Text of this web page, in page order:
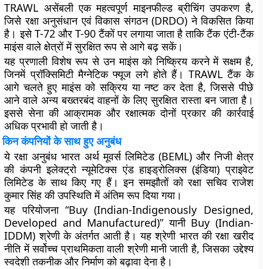
TRAWL असेंबली एक महत्वपूर्ण माइनफील्ड ब्रीचिंग उपकरण है,
जिसे रक्षा अनुसंधान एवं विकास संगठन (DRDO) ने विकसित किया
है। इसे T-72 और T-90 टैंकों पर लगाया जाता है ताकि टैंक एंटी-टैंक
माइंस वाले क्षेत्रों में सुरक्षित रूप से आगे बढ़ सकें।
यह प्रणाली विशेष रूप से उन माइंस को निष्क्रिय करने में सक्षम है,
जिनमें प्रॉक्सिमिटी मैग्नेटिक फ्यूज लगे होते हैं। TRAWL टैंक के
आगे चलते हुए माइंस को सक्रिय या नष्ट कर देता है, जिससे पीछे
आने वाले अन्य बख्तरबंद वाहनों के लिए सुरक्षित रास्ता बन जाता है।
इससे सेना की आक्रामक और रक्षात्मक दोनों प्रकार की कार्रवाई
अधिक प्रभावी हो जाती है।
किन कंपनियों के साथ हुए अनुबंध
ये रक्षा अनुबंध भारत अर्थ मूवर्स लिमिटेड (BEML) और निजी क्षेत्र
की कंपनी इलेक्ट्रो न्यूमेटिक्स एंड हाइड्रोलिक्स (इंडिया) प्राइवेट
लिमिटेड के साथ किए गए हैं। इन समझौतों को रक्षा सचिव राजेश
कुमार सिंह की उपस्थिति में अंतिम रूप दिया गया।
यह परियोजना “Buy (Indian-Indigenously Designed,
Developed and Manufactured)” यानी Buy (Indian-
IDDM) श्रेणी के अंतर्गत आती है। यह श्रेणी भारत की रक्षा खरीद
नीति में सर्वोच्च प्राथमिकता वाली श्रेणी मानी जाती है, जिसका उद्देश्य
स्वदेशी तकनीक और निर्माण को बढ़ावा देना है।